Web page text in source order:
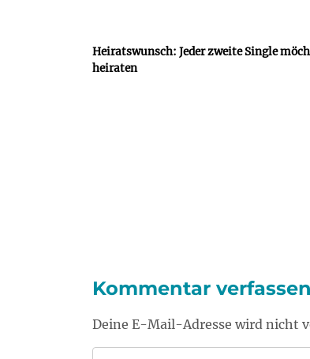
Heiratswunsch: Jeder zweite Single
heiraten
Kommentar verfassen
Deine E-Mail-Adresse wird nicht